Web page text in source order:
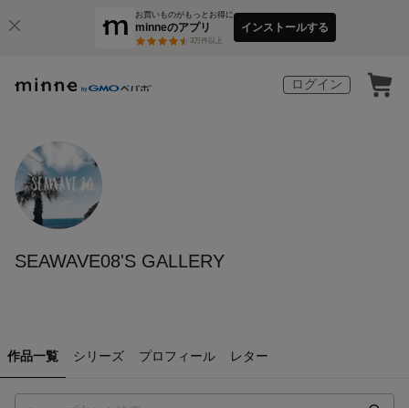
お買いものがもっとお得に
minneのアプリ
3万件以上
インストールする
ログイン
SEAWAVE08'S GALLERY
作品一覧 シリーズ プロフィール レター